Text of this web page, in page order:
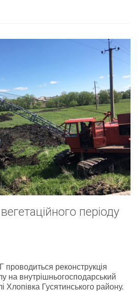
періоду
проводиться реконструкція
на внутрішньогосподарський
Хлопівка Гусятинського району.